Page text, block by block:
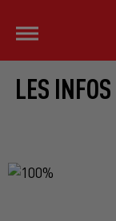
LES